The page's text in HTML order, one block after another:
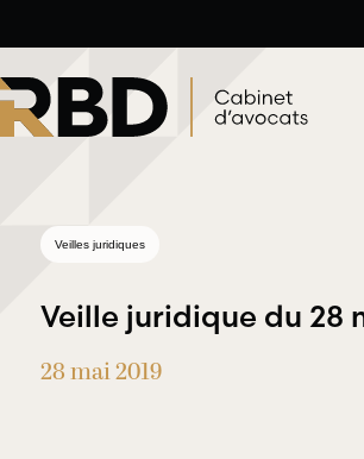
au
contenu
Veilles juridiques
Veille juridique du 28
28 mai 2019